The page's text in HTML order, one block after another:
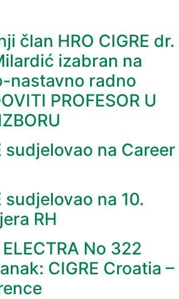
član HRO CIGRE dr.
izabran na
nastavno radno
PROFESOR U
sudjelovao na Career
sudjelovao na 10.
RH
No 322
CIGRE Croatia –